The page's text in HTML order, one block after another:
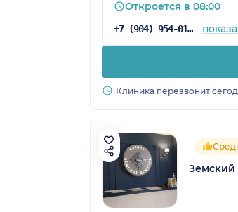
Откроется в 08:00
+7 (904) 954-01-82
Клиника перезвонит
Земский